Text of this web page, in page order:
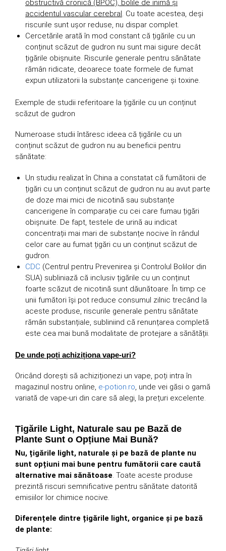
obstructivă cronică (BPOC), bolile de inimă și
accidentul vascular cerebral . Cu toate acestea, deși
riscurile sunt ușor reduse, nu dispar complet.
Cercetările arată în mod constant că țigările cu un
conținut scăzut de gudron nu sunt mai sigure decât
țigările obișnuite. Riscurile generale pentru sănătate
rămân ridicate, deoarece toate formele de fumat
expun utilizatorii la substanțe cancerigene și toxine.
Exemple de studii referitoare la țigările cu un conținut
scăzut de gudron
Numeroase studii întăresc ideea că țigările cu un
conținut scăzut de gudron nu au beneficii pentru
sănătate:
Un studiu realizat în China a constatat că fumătorii de
țigări cu un conținut scăzut de gudron nu au avut parte
de doze mai mici de nicotină sau substanțe
cancerigene în comparație cu cei care fumau țigări
obișnuite. De fapt, testele de urină au indicat
concentrații mai mari de substanțe nocive în rândul
celor care au fumat țigări cu un conținut scăzut de
gudron.
CDC (Centrul pentru Prevenirea și Controlul Bolilor din
SUA) subliniază că inclusiv țigările cu un conținut
foarte scăzut de nicotină sunt dăunătoare. În timp ce
unii fumători își pot reduce consumul zilnic trecând la
aceste produse, riscurile generale pentru sănătate
rămân substanțiale, subliniind că renunțarea completă
este cea mai bună modalitate de protejare a sănătății.
De unde poți achiziționa vape-uri?
Oricând dorești să achiziționezi un vape, poți intra în
magazinul nostru online, e-potion.ro, unde vei găsi o gamă
variată de vape-uri din care să alegi, la prețuri excelente.
Țigările Light, Naturale sau pe Bază de
Plante Sunt o Opțiune Mai Bună?
Nu, țigările light, naturale și pe bază de plante nu
sunt opțiuni mai bune pentru fumătorii care caută
alternative mai sănătoase. Toate aceste produse
prezintă riscuri semnificative pentru sănătate datorită
emisiilor lor chimice nocive.
Diferențele dintre țigările light, organice și pe bază
de plante: